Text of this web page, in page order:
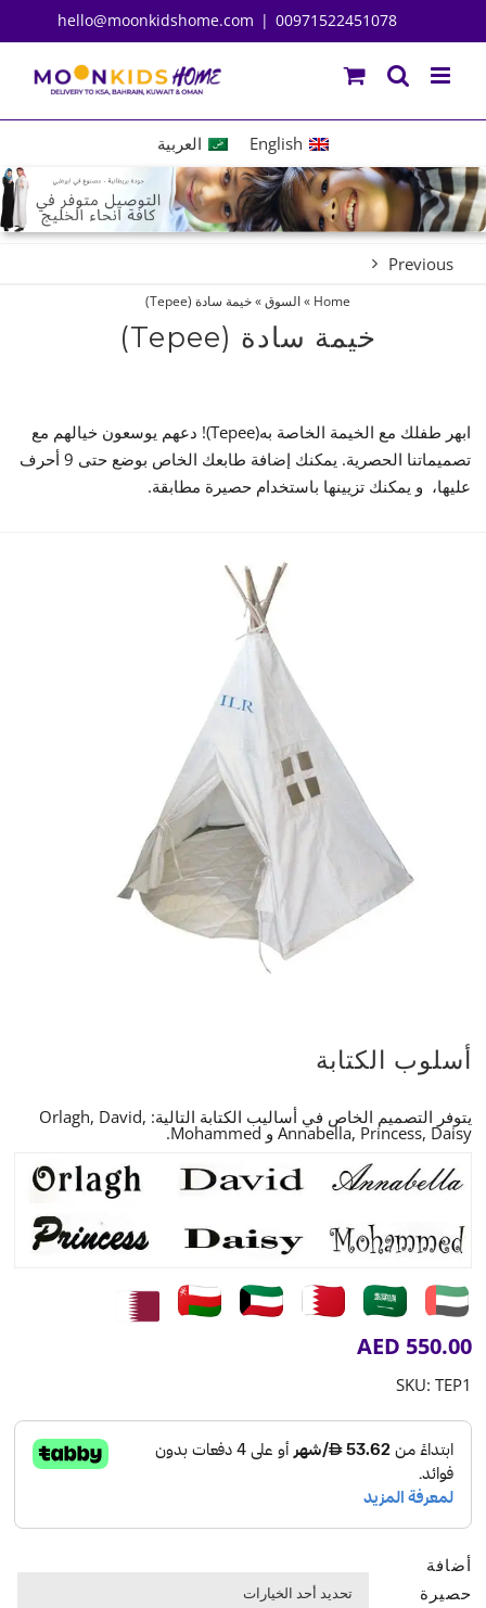
to
content
00971522451078
|
hello@moonkidshome.com
English العربية
Previous
Home
»السوق»خيمة سادة (Tepee)
خيمة سادة (Tepee)
ابهر طفلك مع الخيمة الخاصة به(Tepee)! دعهم يوسعون خيالهم مع
تصميماتنا الحصرية. يمكنك إضافة طابعك الخاص بوضع حتى 9 أحرف
عليها، و يمكنك تزيينها باستخدام حصيرة مطابقة.
أسلوب الكتابة
يتوفر التصميم الخاص في أساليب الكتابة التالية: Orlagh, David,
Annabella, Princess, Daisy و Mohammed.
AED 550.00
SKU: TEP1
أضافة
حصيرة